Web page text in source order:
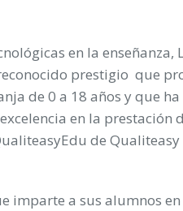
en la enseñanza,
prestigio que
de 0 a 18 años y que ha
en la prestación
de
imparte a sus alumnos